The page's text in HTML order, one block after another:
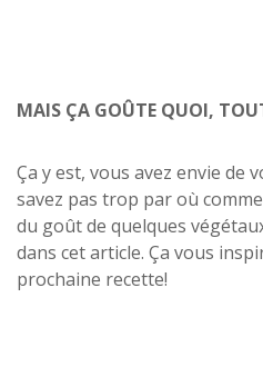
MAIS ÇA GOÛTE QUOI,
Ça y est, vous avez envie de
savez pas trop par où
du goût de quelques
dans cet article. Ça vous
prochaine recette!